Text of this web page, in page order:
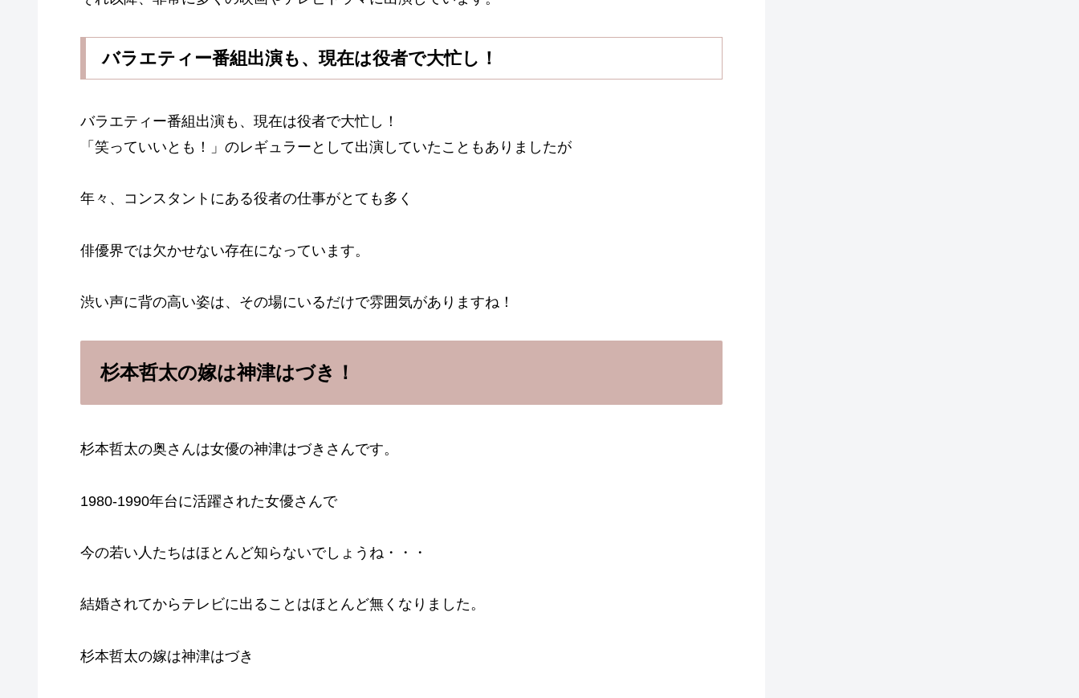
バラエティー番組出演も、現在は役者で大忙し！
バラエティー番組出演も、現在は役者で大忙し！
「笑っていいとも！」のレギュラーとして出演していたこともありましたが
年々、コンスタントにある役者の仕事がとても多く
俳優界では欠かせない存在になっています。
渋い声に背の高い姿は、その場にいるだけで雰囲気がありますね！
杉本哲太の嫁は神津はづき！
杉本哲太の奥さんは女優の神津はづきさんです。
1980-1990年台に活躍された女優さんで
今の若い人たちはほとんど知らないでしょうね・・・
結婚されてからテレビに出ることはほとんど無くなりました。
杉本哲太の嫁は神津はづき